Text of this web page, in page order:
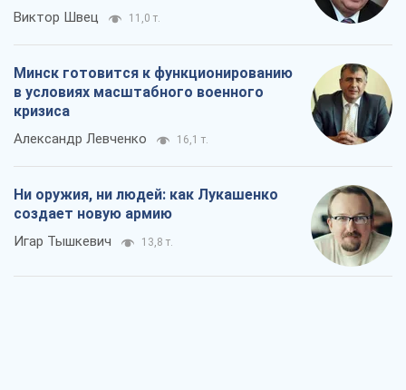
Виктор Швец 11,0 т.
Минск готовится к функционированию
в условиях масштабного военного
кризиса
Александр Левченко 16,1 т.
Ни оружия, ни людей: как Лукашенко
создает новую армию
Игар Тышкевич 13,8 т.